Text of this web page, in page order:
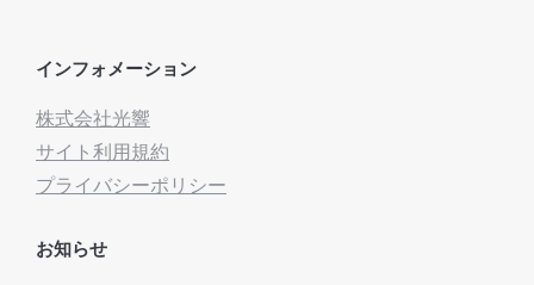
インフォメーション
株式会社光響
サイト利用規約
プライバシーポリシー
お知らせ